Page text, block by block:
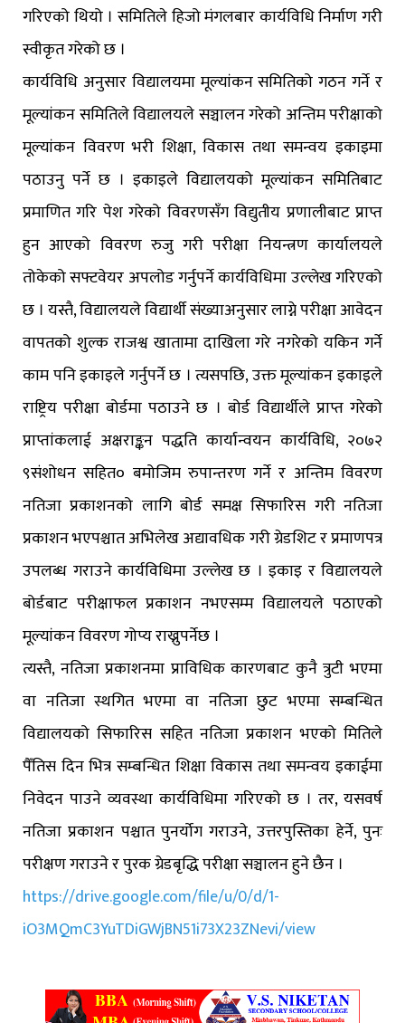
गरिएको थियो । समितिले हिजो मंगलबार कार्यविधि निर्माण गरी
स्वीकृत गरेको छ ।
कार्यविधि अनुसार विद्यालयमा मूल्यांकन समितिको गठन गर्ने र
मूल्यांकन समितिले विद्यालयले सञ्चालन गरेको अन्तिम परीक्षाको
मूल्यांकन विवरण भरी शिक्षा, विकास तथा समन्वय इकाइमा
पठाउनु पर्ने छ । इकाइले विद्यालयको मूल्यांकन समितिबाट
प्रमाणित गरि पेश गरेको विवरणसँग विद्युतीय प्रणालीबाट प्राप्त
हुन आएको विवरण रुजु गरी परीक्षा नियन्त्रण कार्यालयले
तोकेको सफ्टवेयर अपलोड गर्नुपर्ने कार्यविधिमा उल्लेख गरिएको
छ । यस्तै, विद्यालयले विद्यार्थी संख्याअनुसार लाग्ने परीक्षा आवेदन
वापतको शुल्क राजश्व खातामा दाखिला गरे नगरेको यकिन गर्ने
काम पनि इकाइले गर्नुपर्ने छ । त्यसपछि, उक्त मूल्यांकन इकाइले
राष्ट्रिय परीक्षा बोर्डमा पठाउने छ । बोर्ड विद्यार्थीले प्राप्त गरेको
प्राप्तांकलाई अक्षराङ्कन पद्धति कार्यान्वयन कार्यविधि, २०७२
९संशोधन सहित० बमोजिम रुपान्तरण गर्ने र अन्तिम विवरण
नतिजा प्रकाशनको लागि बोर्ड समक्ष सिफारिस गरी नतिजा
प्रकाशन भएपश्चात अभिलेख अद्यावधिक गरी ग्रेडशिट र प्रमाणपत्र
उपलब्ध गराउने कार्यविधिमा उल्लेख छ । इकाइ र विद्यालयले
बोर्डबाट परीक्षाफल प्रकाशन नभएसम्म विद्यालयले पठाएको
मूल्यांकन विवरण गोप्य राख्नुपर्नेछ ।
त्यस्तै, नतिजा प्रकाशनमा प्राविधिक कारणबाट कुनै त्रुटी भएमा
वा नतिजा स्थगित भएमा वा नतिजा छुट भएमा सम्बन्धित
विद्यालयको सिफारिस सहित नतिजा प्रकाशन भएको मितिले
पैँतिस दिन भित्र सम्बन्धित शिक्षा विकास तथा समन्वय इकाईमा
निवेदन पाउने व्यवस्था कार्यविधिमा गरिएको छ । तर, यसवर्ष
नतिजा प्रकाशन पश्चात पुनर्योग गराउने, उत्तरपुस्तिका हेर्ने, पुनः
परीक्षण गराउने र पुरक ग्रेडबृद्धि परीक्षा सञ्चालन हुने छैन ।
https://drive.google.com/file/u/0/d/1-
iO3MQmC3YuTDiGWjBN51i73X23ZNevi/view